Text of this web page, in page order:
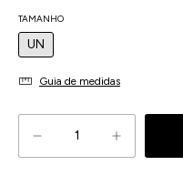
TAMANHO
UN
Guia de medidas